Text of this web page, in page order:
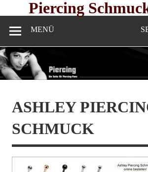
Piercing
MENÜ
ASHLEY
SCHMUCK